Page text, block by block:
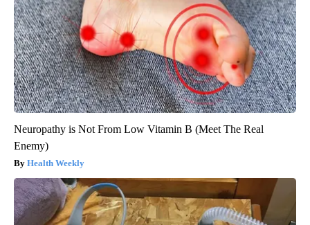
Neuropathy is Not From Low Vitamin B (Meet The Real
Enemy)
Health Weekly